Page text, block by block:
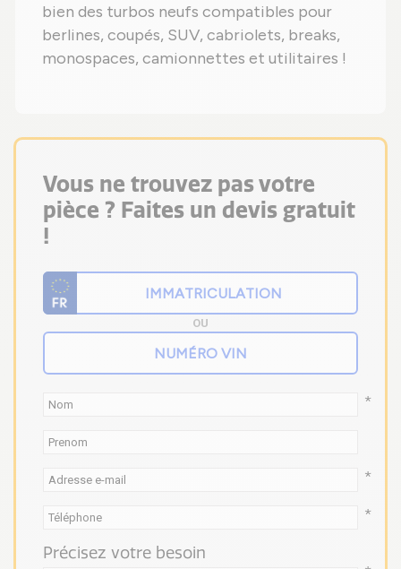
bien des turbos neufs compatibles pour
berlines, coupés, SUV, cabriolets, breaks,
monospaces, camionnettes et utilitaires !
Vous ne trouvez pas votre
pièce ? Faites un devis gratuit
!
OU
*
*
*
Précisez votre besoin